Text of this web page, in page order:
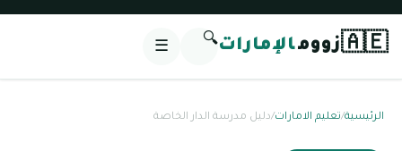
🇦🇪زوومالإمارات🔍
☰
الرئيسية/تعليم الامارات/دليل مدرسة الدار الخاصة